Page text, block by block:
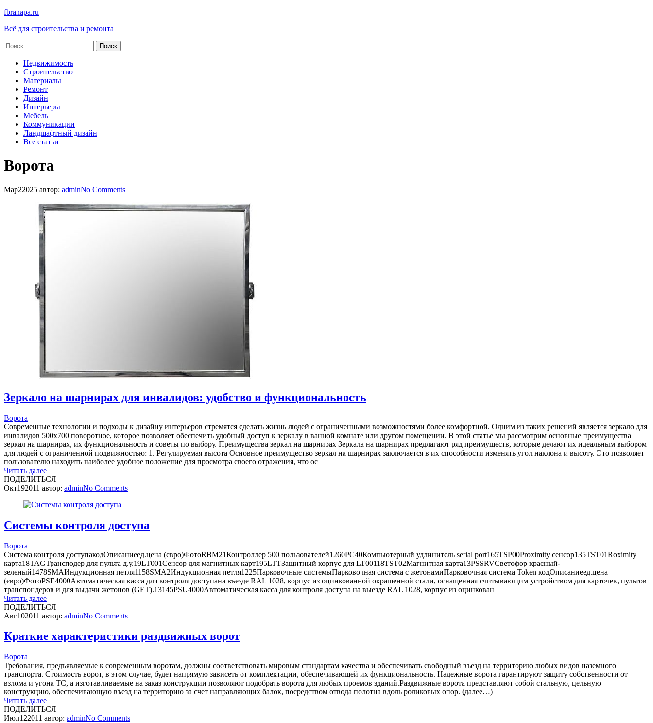
fbranapa.ru
Всё для строительства и ремонта
Найти:
Недвижимость
Строительство
Материалы
Ремонт
Дизайн
Интерьеры
Мебель
Коммуникации
Ландшафтный дизайн
Все статьи
Ворота
Мар22025 автор: adminNo Comments
Зеркало на шарнирах для инвалидов: удобство и функциональность
Ворота
Современные технологии и подходы к дизайну интерьеров стремятся сделать жизнь людей с ограниченными возможностями более комфортной. Одним из таких решений является зеркало для
инвалидов 500х700 поворотное, которое позволяет обеспечить удобный доступ к зеркалу в ванной комнате или другом помещении. В этой статье мы рассмотрим основные преимущества
зеркал на шарнирах, их функциональность и советы по выбору. Преимущества зеркал на шарнирах Зеркала на шарнирах предлагают ряд преимуществ, которые делают их идеальным выбором
для людей с ограниченной подвижностью: 1. Регулируемая высота Основное преимущество зеркал на шарнирах заключается в их способности изменять угол наклона и высоту. Это позволяет
пользователю находить наиболее удобное положение для просмотра своего отражения, что ос
Читать далее
ПОДЕЛИТЬСЯ
Окт192011 автор: adminNo Comments
Системы контроля доступа
Ворота
Система контроля доступакодОписаниеед.цена (євро)ФотоRBM21Контроллер 500 пользователей1260PC40Компьютерный удлинитель serial port165TSP00Proximity сенсор135TST01Roximity
карта18TAGТрансподер для пульта д.у.19LT001Сенсор для магнитных карт195LTTЗащитный корпус для LT00118TST02Магнитная карта13PSSRVСветофор красный-
зеленый1478SMAИндукционная петля1158SMA2Индукционная петля1225Парковочные системыПарковочная система с жетонамиПарковочная система Token кодОписаниеед.цена
(євро)ФотоPSE4000Автоматическая касса для контроля доступана въезде RAL 1028, корпус из оцинкованной окрашенной стали, оснащенная считывающим устройством для карточек, пультов-
транспондеров и для выдачи жетонов (GET).13145PSU4000Автоматическая касса для контроля доступа на выезде RAL 1028, корпус из оцинкован
Читать далее
ПОДЕЛИТЬСЯ
Авг102011 автор: adminNo Comments
Краткие характеристики раздвижных ворот
Ворота
Требования, предъявляемые к современным воротам, должны соответствовать мировым стандартам качества и обеспечивать свободный въезд на территорию любых видов наземного
транспорта. Стоимость ворот, в этом случае, будет напрямую зависеть от комплектации, обеспечивающей их функциональность. Надежные ворота гарантируют защиту собственности от
взлома и угона ТС, а изготавливаемые на заказ конструкции позволяют подобрать ворота для любых проемов зданий.Раздвижные ворота представляют собой стальную, цельную
конструкцию, обеспечивающую въезд на территорию за счет направляющих балок, посредством отвода полотна вдоль роликовых опор. (далее…)
Читать далее
ПОДЕЛИТЬСЯ
Июл122011 автор: adminNo Comments